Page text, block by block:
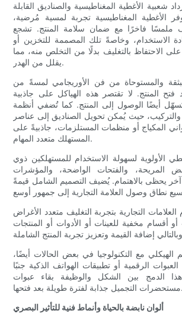
شعبية الأغطية المغناطيسية والصناديق القابلة
الأغطية المغناطيسية تجربة لمسية مُرضية،
ملمسًا فاخرًا مع ضمان سلامة المنتج. تشجع
الاستخدام، وخاصةً تلك المصممة للتخزين أو
الاحتفاظ بالتغليف بدلًا من التخلص منه، مما
يقلل من الهدر.
والمستوحاة من فن الأوريجامي لمسةً من
فتح المنتج. لا تقتصر هذه الهياكل على جاذبية
أيضًا الوصول إلى المنتج. كما تُضفي أنظمة
والتركيب، حيث يُمكن تحويل الصناديق إلى عناصر
المكياج أو منظمات المستلزمات، جاذبيةً على
المستهلك متعدد المهام.
الأولوية لسهولة الاستخدام للمستهلكين ذوي
المريحة، والفتحات الواضحة، والمؤشرات
آخر يحظى بالاهتمام. يُضيف التصميم الشامل قيمةً
التجارية بتجربة التغليف متعدد الأغراض
أقسام مخفية للعينات أو الأدوات أو المنتجات
الهيكلي مع التكنولوجيا في بعض الحالات أيضًا،
الرقمية أو تطبيقات الهواتف الذكية جنبًا
الدمج بين الشكل والوظيفة بقاء عبوات
مستحضرات التجميل جذابة لفترة طويلة بعد فتحها.
ألوان نابضة بالحياة وأنماط فنية للتأثير البصري